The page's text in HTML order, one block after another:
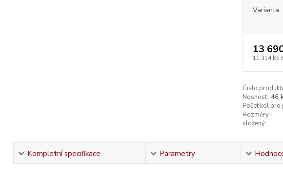
Varianta
13
11 314 Kč
Číslo
Nosnost: 46
Počet kol pro
Rozměry -
složený:
Kompletní specifikace Parametry